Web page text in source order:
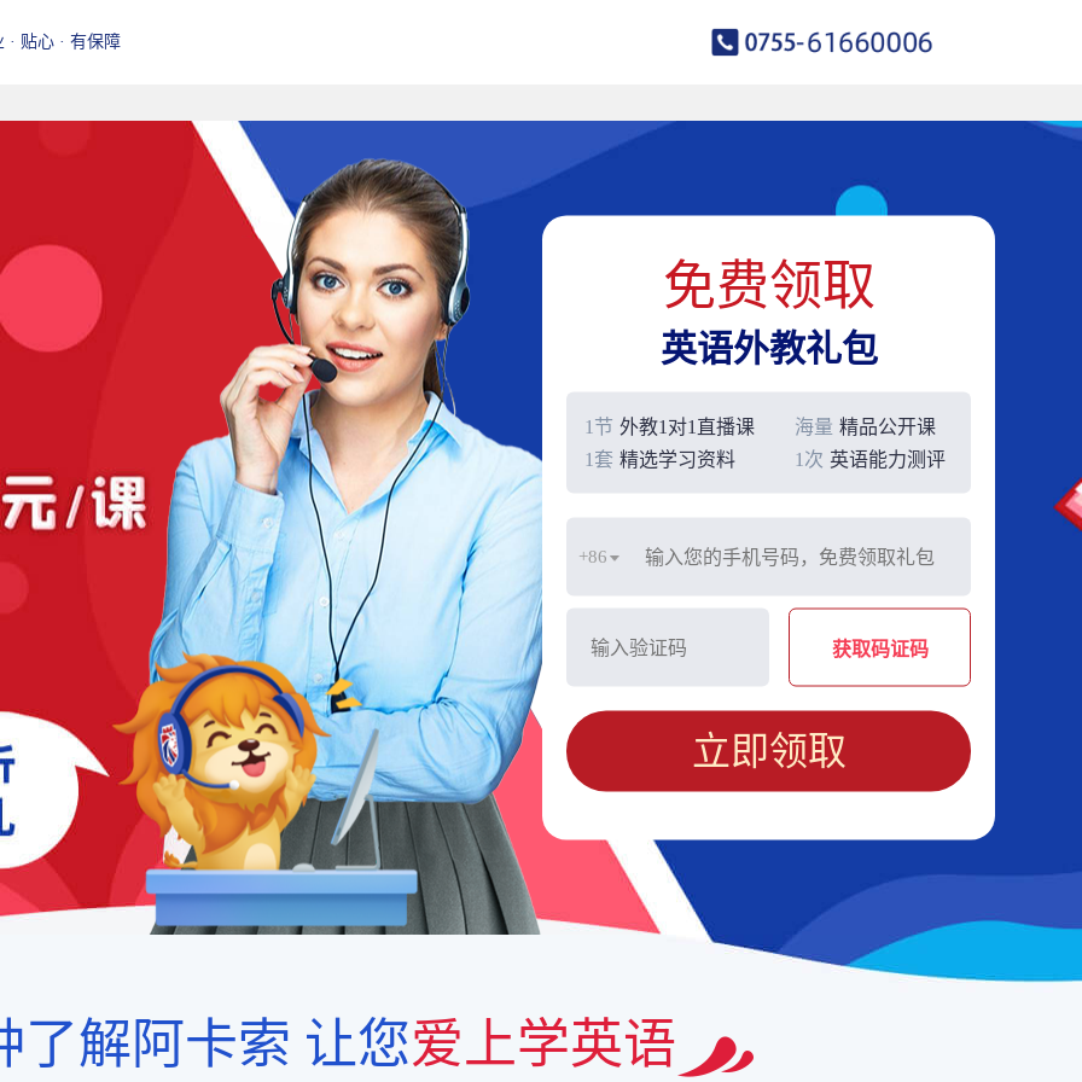
· 贴心 · 有保障
免费领取
英语外教礼包
1节 外教1对1直播课 海量 精品公开课
1套 精选学习资料 1次 英语能力测评
+86
获取码证码
立即领取
了解阿卡索 让您爱上学英语